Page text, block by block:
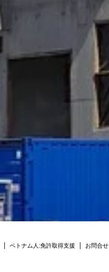
ベトナム人:免許取得支援 お問合せ